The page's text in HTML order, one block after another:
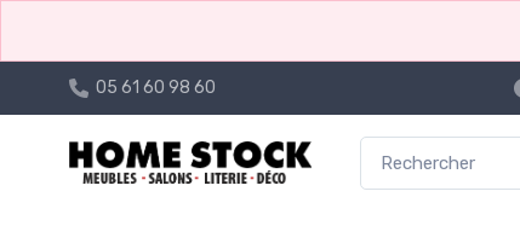
05 61 60 98 60